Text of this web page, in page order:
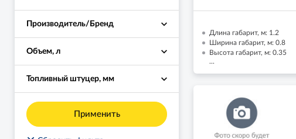
Производитель/Бренд
Объем, л
Топливный штуцер, мм
Применить
Длина габарит, м: 1.2
Ширина габарит, м: 0.8
Высота габарит, м: 0.35
...